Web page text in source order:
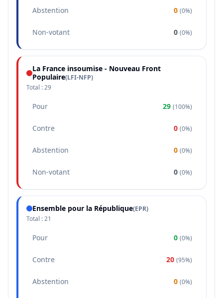
Abstention 0 (0%)
Non-votant 0 (0%)
La France insoumise - Nouveau Front
Populaire(LFI-NFP)
Total :29
Pour 29 (100%)
Contre 0 (0%)
Abstention 0 (0%)
Non-votant 0 (0%)
Ensemble pour la République(EPR)
Total :21
Pour 0 (0%)
Contre 20 (95%)
Abstention 0 (0%)